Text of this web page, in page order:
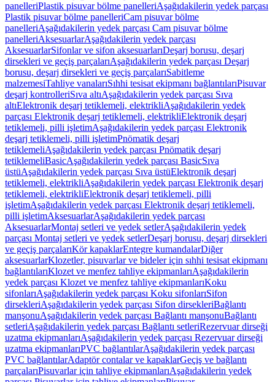
panelleriPlastik pisuvar bölme panelleriAşağıdakilerin yedek parçası
Plastik pisuvar bölme panelleriCam pisuvar bölme
panelleriAşağıdakilerin yedek parçası Cam pisuvar bölme
panelleriAksesuarlarAşağıdakilerin yedek parçası
AksesuarlarSifonlar ve sifon aksesuarlarıDeşarj borusu, deşarj
dirsekleri ve geçiş parçalarıAşağıdakilerin yedek parçası Deşarj
borusu, deşarj dirsekleri ve geçiş parçalarıSabitleme
malzemesiTahliye vanalarıSıhhi tesisat ekipmanı bağlantılarıPisuvar
deşarj kontrolleriSıva altıAşağıdakilerin yedek parçası Sıva
altıElektronik deşarj tetiklemeli, elektrikliAşağıdakilerin yedek
parçası Elektronik deşarj tetiklemeli, elektrikliElektronik deşarj
tetiklemeli, pilli işletimAşağıdakilerin yedek parçası Elektronik
deşarj tetiklemeli, pilli işletimPnömatik deşarj
tetiklemeliAşağıdakilerin yedek parçası Pnömatik deşarj
tetiklemeliBasicAşağıdakilerin yedek parçası BasicSıva
üstüAşağıdakilerin yedek parçası Sıva üstüElektronik deşarj
tetiklemeli, elektrikliAşağıdakilerin yedek parçası Elektronik deşarj
tetiklemeli, elektrikliElektronik deşarj tetiklemeli, pilli
işletimAşağıdakilerin yedek parçası Elektronik deşarj tetiklemeli,
pilli işletimAksesuarlarAşağıdakilerin yedek parçası
AksesuarlarMontaj setleri ve yedek setlerAşağıdakilerin yedek
parçası Montaj setleri ve yedek setlerDeşarj borusu, deşarj dirsekleri
ve geçiş parçalarıKör kapaklarEntegre kumandalarDiğer
aksesuarlarKlozetler, pisuvarlar ve bideler için sıhhi tesisat ekipmanı
bağlantılarıKlozet ve menfez tahliye ekipmanlarıAşağıdakilerin
yedek parçası Klozet ve menfez tahliye ekipmanlarıKoku
sifonlarıAşağıdakilerin yedek parçası Koku sifonlarıSifon
dirsekleriAşağıdakilerin yedek parçası Sifon dirsekleriBağlantı
manşonuAşağıdakilerin yedek parçası Bağlantı manşonuBağlantı
setleriAşağıdakilerin yedek parçası Bağlantı setleriRezervuar dirseği
uzatma ekipmanlarıAşağıdakilerin yedek parçası Rezervuar dirseği
uzatma ekipmanlarıPVC bağlantılarAşağıdakilerin yedek parçası
PVC bağlantılarAdaptör contalar ve kapaklarGeçiş ve bağlantı
parçalarıPisuvarlar için tahliye ekipmanlarıAşağıdakilerin yedek